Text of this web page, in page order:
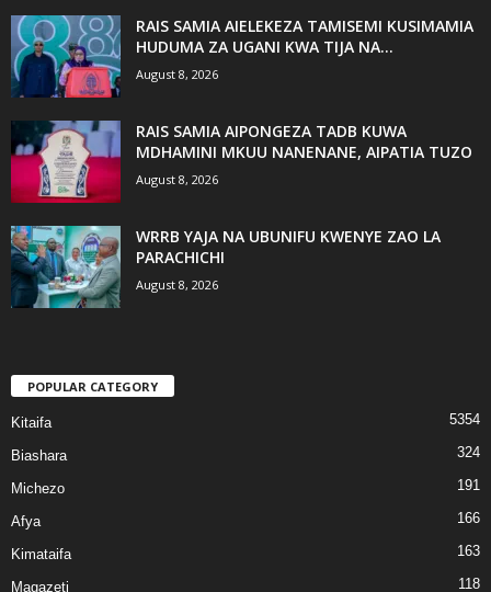
RAIS SAMIA AIELEKEZA TAMISEMI KUSIMAMIA
HUDUMA ZA UGANI KWA TIJA NA...
August 8, 2026
RAIS SAMIA AIPONGEZA TADB KUWA
MDHAMINI MKUU NANENANE, AIPATIA TUZO
August 8, 2026
WRRB YAJA NA UBUNIFU KWENYE ZAO LA
PARACHICHI
August 8, 2026
POPULAR CATEGORY
Kitaifa 5354
Biashara 324
Michezo 191
Afya 166
Kimataifa 163
Magazeti 118